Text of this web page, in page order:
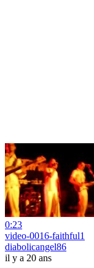
0:23
video-0016-faithful1
diabolicangel86
il y a 20 ans